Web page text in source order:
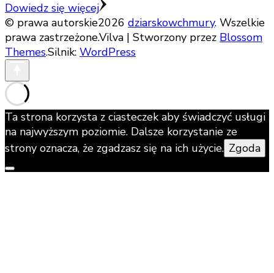
Dowiedz się więcej
© prawa autorskie2026 dziarskowchmury. Wszelkie
prawa zastrzeżone.Vilva | Stworzony przez Blossom
Themes.Silnik: WordPress
Ta strona korzysta z ciasteczek aby świadczyć usługi
na najwyższym poziomie. Dalsze korzystanie ze
strony oznacza, że zgadzasz się na ich użycie. Zgoda